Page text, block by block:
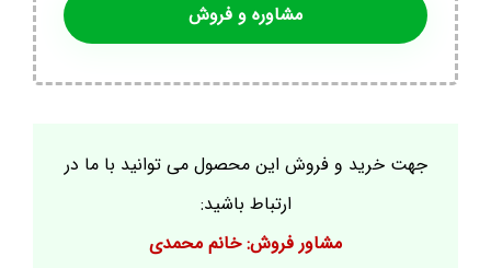
مشاوره و فروش
جهت خرید و فروش این محصول می توانید با ما در
ارتباط باشید:
مشاور فروش: خانم محمدی